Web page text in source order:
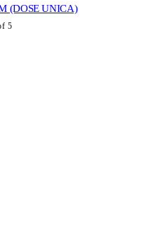
(DOSE UNICA)
5